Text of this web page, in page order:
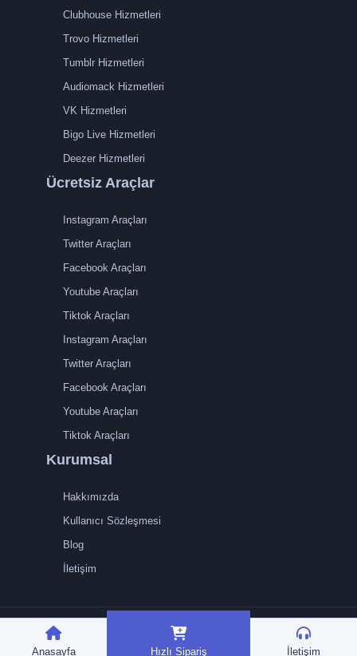
Anasayfa Hızlı Sipariş İletişim
Clubhouse Hizmetleri
Trovo Hizmetleri
Tumblr Hizmetleri
Audiomack Hizmetleri
VK Hizmetleri
Bigo Live Hizmetleri
Deezer Hizmetleri
Ücretsiz Araçlar
Instagram Araçları
Twitter Araçları
Facebook Araçları
Youtube Araçları
Tiktok Araçları
Instagram Araçları
Twitter Araçları
Facebook Araçları
Youtube Araçları
Tiktok Araçları
Kurumsal
Hakkımızda
Kullanıcı Sözleşmesi
Blog
İletişim
TRMedya 2026 © Tüm
hakları saklıdır.